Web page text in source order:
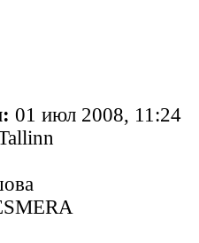
01 июл 2008, 11:24